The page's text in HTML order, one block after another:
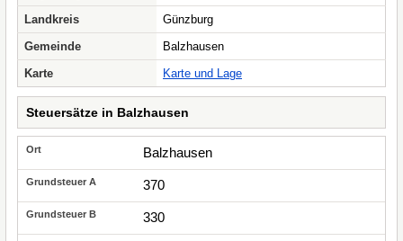
Landkreis
Günzburg
Gemeinde
Balzhausen
Karte
Karte und Lage
Steuersätze in Balzhausen
Balzhausen
370
330